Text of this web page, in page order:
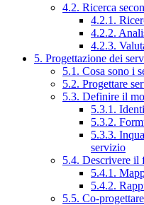
4.2. Ricerca
4.2.1.
4.2.2.
4.2.3.
5. Progettazione dei
5.1. Cosa sono i
5.2. Progettare
5.3. Definire il
5.3.1.
5.3.2.
5.3.3.
servizio
5.4. Descrivere il
5.4.1.
5.4.2.
5.5. Co-